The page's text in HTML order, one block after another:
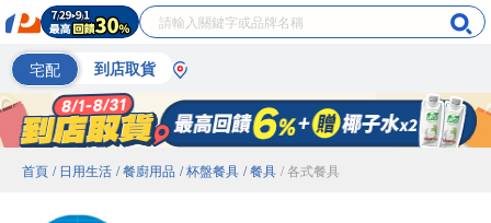
宅配 到店取貨
首頁 / 日用生活 / 餐廚用品 / 杯盤餐具 / 餐具 / 各式餐具